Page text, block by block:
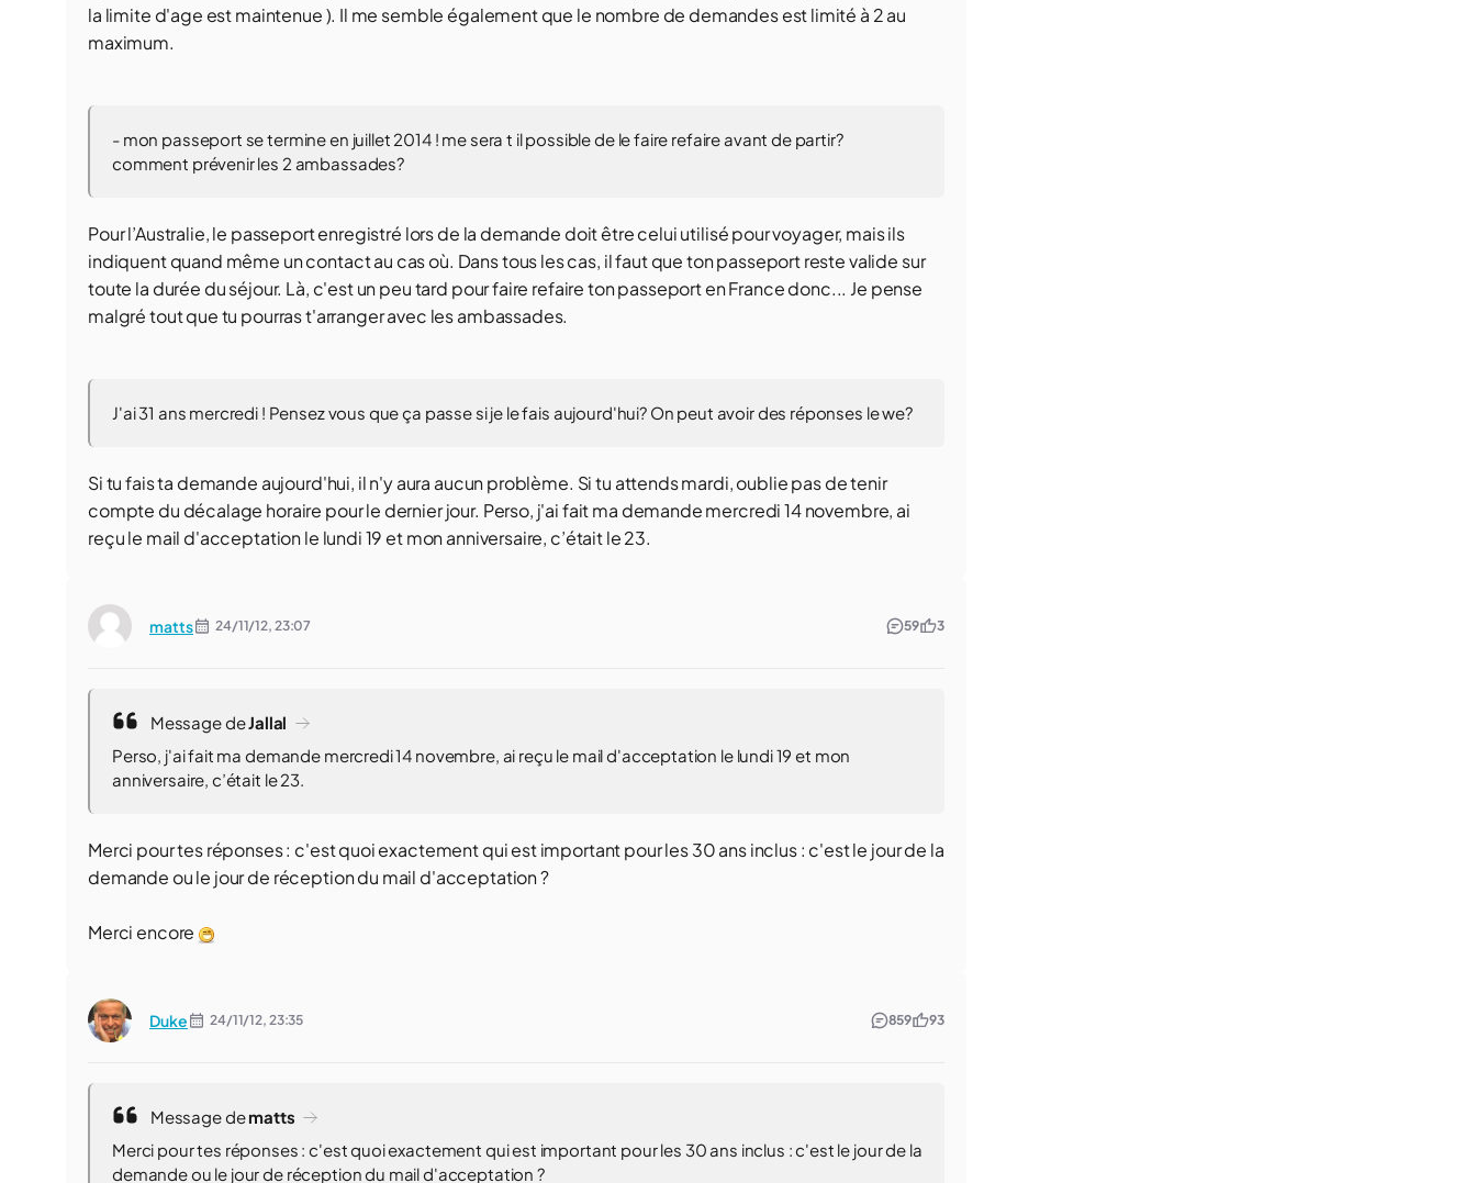
la limite d'age est maintenue ). Il me semble également que le nombre de demandes est limité à 2 au
maximum.
- mon passeport se termine en juillet 2014 ! me sera t il possible de le faire refaire avant de partir?
comment prévenir les 2 ambassades?
Pour l’Australie, le passeport enregistré lors de la demande doit être celui utilisé pour voyager, mais ils
indiquent quand même un contact au cas où. Dans tous les cas, il faut que ton passeport reste valide sur
toute la durée du séjour. Là, c'est un peu tard pour faire refaire ton passeport en France donc... Je pense
malgré tout que tu pourras t'arranger avec les ambassades.
J'ai 31 ans mercredi ! Pensez vous que ça passe si je le fais aujourd'hui? On peut avoir des réponses le we?
Si tu fais ta demande aujourd'hui, il n'y aura aucun problème. Si tu attends mardi, oublie pas de tenir
compte du décalage horaire pour le dernier jour. Perso, j'ai fait ma demande mercredi 14 novembre, ai
reçu le mail d'acceptation le lundi 19 et mon anniversaire, c’était le 23.
matts 24/11/12, 23:07 59 3
Message deJallal
Perso, j'ai fait ma demande mercredi 14 novembre, ai reçu le mail d'acceptation le lundi 19 et mon
anniversaire, c’était le 23.
Merci pour tes réponses : c'est quoi exactement qui est important pour les 30 ans inclus : c'est le jour de la
demande ou le jour de réception du mail d'acceptation ?
Merci encore
Duke 24/11/12, 23:35 859 93
Message dematts
Merci pour tes réponses : c'est quoi exactement qui est important pour les 30 ans inclus : c'est le jour de la
demande ou le jour de réception du mail d'acceptation ?